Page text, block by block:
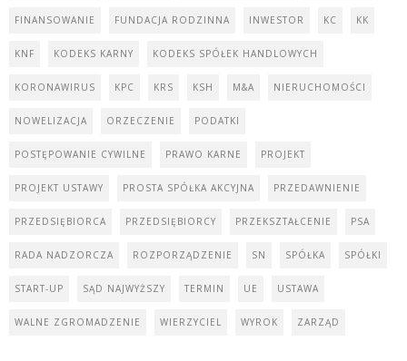
FINANSOWANIE FUNDACJA RODZINNA INWESTOR KC KK
KNF KODEKS KARNY KODEKS SPÓŁEK HANDLOWYCH
KORONAWIRUS KPC KRS KSH M&A NIERUCHOMOŚCI
NOWELIZACJA ORZECZENIE PODATKI
POSTĘPOWANIE CYWILNE PRAWO KARNE PROJEKT
PROJEKT USTAWY PROSTA SPÓŁKA AKCYJNA PRZEDAWNIENIE
PRZEDSIĘBIORCA PRZEDSIĘBIORCY PRZEKSZTAŁCENIE PSA
RADA NADZORCZA ROZPORZĄDZENIE SN SPÓŁKA SPÓŁKI
START-UP SĄD NAJWYŻSZY TERMIN UE USTAWA
WALNE ZGROMADZENIE WIERZYCIEL WYROK ZARZĄD